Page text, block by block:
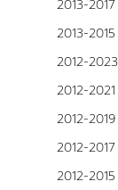
2013-2017
2013-2015
2012-2023
2012-2021
2012-2019
2012-2017
2012-2015